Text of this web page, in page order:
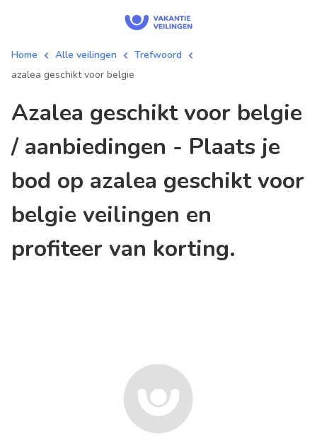
Home Alle veilingen
Trefwoord
azalea geschikt voor belgie
azalea geschikt voor belgie
/ aanbiedingen - Plaats je
bod op azalea geschikt voor
belgie veilingen en
profiteer van korting.